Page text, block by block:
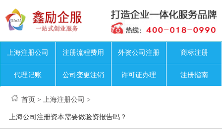
上海注册公司 注册流程费用 外资公司注册 商标注册
代理记账 公司变更注销 许可证办理 注册指南
首页 > 上海注册公司 >
上海公司注册资本需要做验资报告吗？